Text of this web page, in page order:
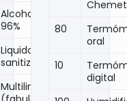
Alcohol etílico
96%
Liquido
sanitizante
Multilimpiadores
80
oral
10
digital